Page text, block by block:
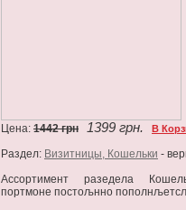
Цена: 1442 грн 1399 грн. В
Раздел: Визитницы, Кошельки -
Ассортимент разедела
портмоне постољнно